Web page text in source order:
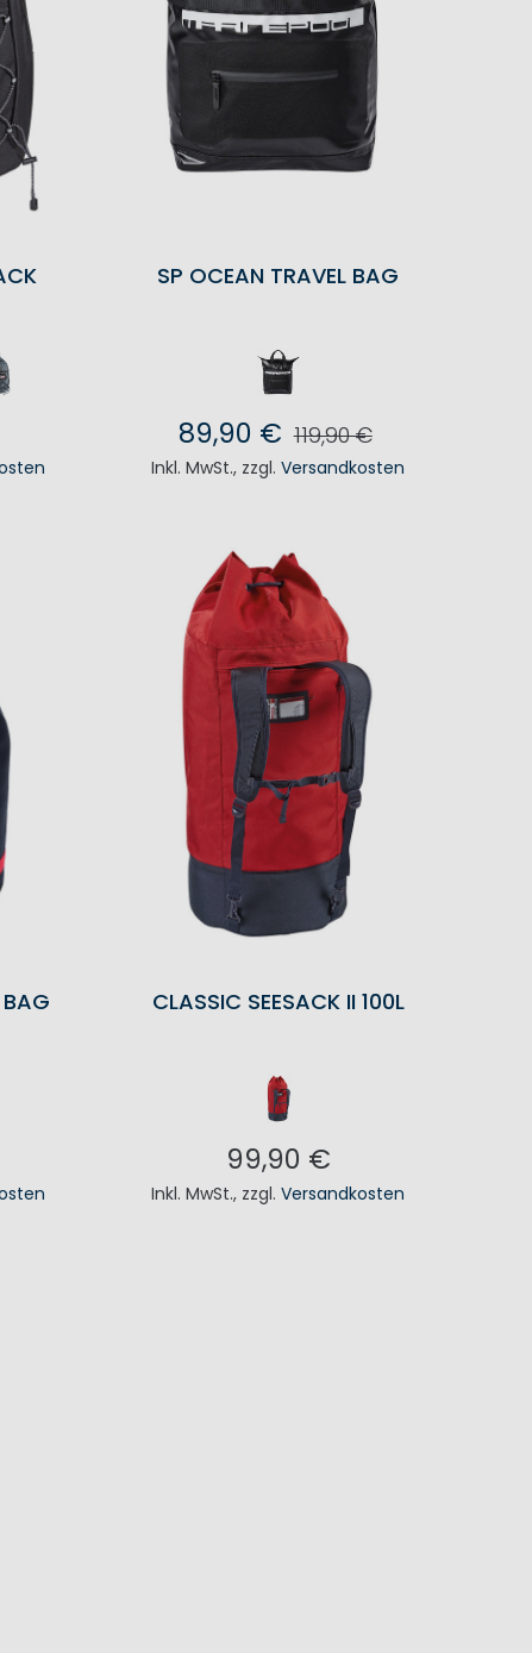
SP OCEAN TRAVEL BAG
89,90 € 119,90 €
Inkl. MwSt., zzgl.Versandkosten
BAG
CLASSIC SEESACK II 100L
99,90 €
Inkl. MwSt., zzgl.Versandkosten